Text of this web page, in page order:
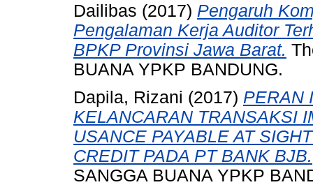
Dailibas (2017) Pengaruh
Pengalaman Kerja Auditor
BPKP Provinsi Jawa Barat.
BUANA YPKP BANDUNG.
Dapila, Rizani (2017) PERAN
KELANCARAN TRANSAKSI
USANCE PAYABLE AT
CREDIT PADA PT BANK BJB.
SANGGA BUANA YPKP